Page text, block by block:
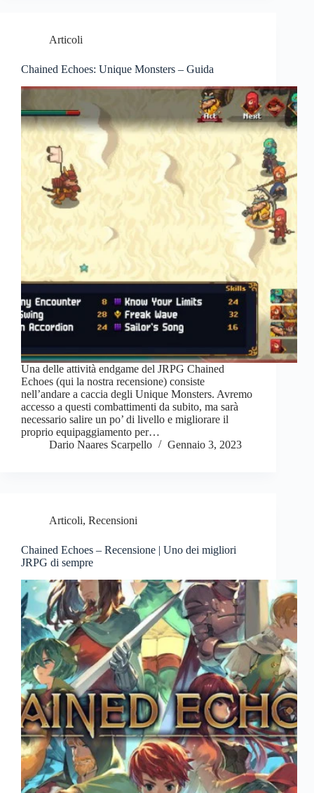
Articoli
Chained Echoes: Unique Monsters – Guida
Una delle attività endgame del JRPG Chained
Echoes (qui la nostra recensione) consiste
nell’andare a caccia degli Unique Monsters. Avremo
accesso a questi combattimenti da subito, ma sarà
necessario salire un po’ di livello e migliorare il
proprio equipaggiamento per…
Dario Naares Scarpello
Gennaio 3, 2023
Articoli, Recensioni
Chained Echoes – Recensione | Uno dei migliori
JRPG di sempre